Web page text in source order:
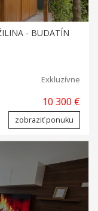
- BUDATÍN
Exkluzívne
10 300 €
zobraziť ponuku